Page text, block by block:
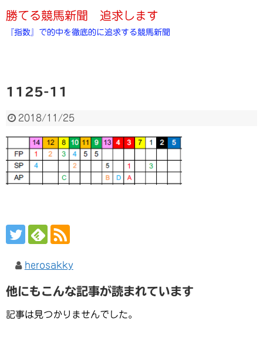
勝てる競馬新聞 追求します
『指数』で的中を徹底的に追求する競馬新聞
1125-11
2018/11/25
herosakky
他にもこんな記事が読まれています
記事は見つかりませんでした。